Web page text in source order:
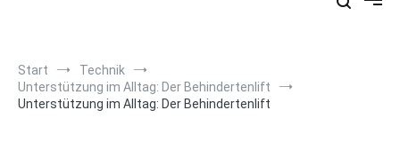
Start
Technik
Unterstützung im Alltag: Der Behindertenlift
Unterstützung im Alltag: Der Behindertenlift